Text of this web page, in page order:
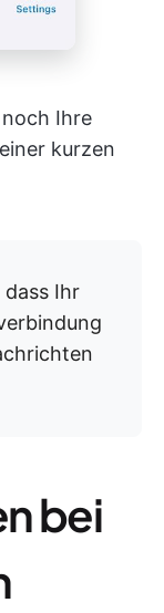
Ihre
kurzen
dass Ihr
bei